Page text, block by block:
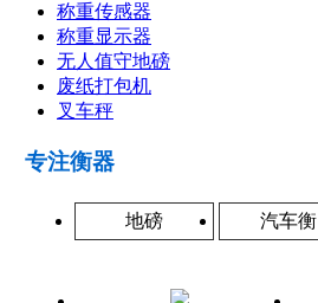
称重传感器
称重显示器
无人值守地磅
废纸打包机
叉车秤
专注衡器
地磅 汽车衡